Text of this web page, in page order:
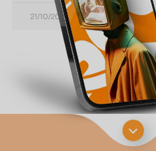
21/10/2024